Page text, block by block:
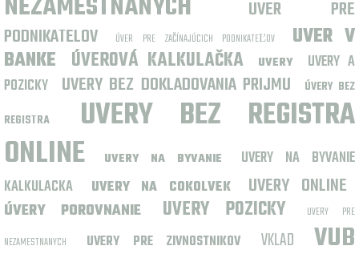
UVER PRE
PODNIKATELOV
ÚVER PRE ZAČÍNAJÚCICH PODNIKATEĽOV
UVER V
BANKE ÚVEROVÁ KALKULAČKA UVERY
UVERY A
POZICKY
UVERY BEZ DOKLADOVANIA PRIJMU
ÚVERY BEZ
REGISTRA
UVERY BEZ REGISTRA
ONLINE
UVERY NA BYVANIE
UVERY NA BYVANIE
KALKULACKA
UVERY NA COKOLVEK UVERY ONLINE
ÚVERY POROVNANIE UVERY POZICKY
UVERY PRE
NEZAMESTNANYCH
UVERY PRE ZIVNOSTNIKOV VKLAD
VUB